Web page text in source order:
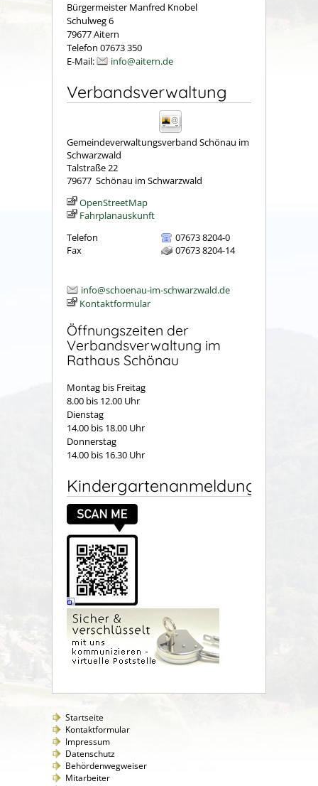
Bürgermeister Manfred Knobel
Schulweg 6
79677 Aitern
Telefon 07673 350
E-Mail:
info@aitern.de
Verbandsverwaltung
Gemeindeverwaltungsverband Schönau im
Schwarzwald
Talstraße 22
79677 Schönau im Schwarzwald
OpenStreetMap
Fahrplanauskunft
Telefon
07673 8204-0
Fax
07673 8204-14
info@schoenau-im-schwarzwald.de
Kontaktformular
Öffnungszeiten der
Verbandsverwaltung im
Rathaus Schönau
Montag bis Freitag
8.00 bis 12.00 Uhr
Dienstag
14.00 bis 18.00 Uhr
Donnerstag
14.00 bis 16.30 Uhr
Kindergartenanmeldung
Startseite
Kontaktformular
Impressum
Datenschutz
Behördenwegweiser
Mitarbeiter